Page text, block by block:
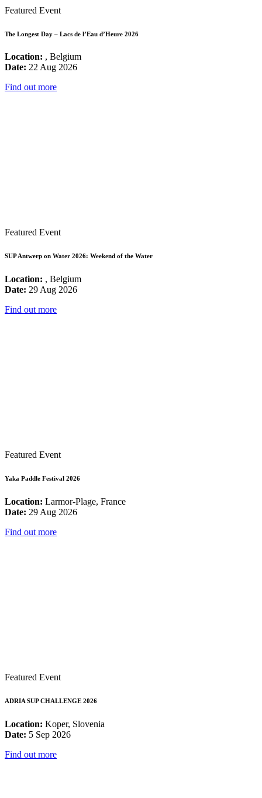
Featured Event
The Longest Day – Lacs de l’Eau d’Heure 2026
Location: , Belgium
Date: 22 Aug 2026
Find out more
Featured Event
SUP Antwerp on Water 2026: Weekend of the Water
Location: , Belgium
Date: 29 Aug 2026
Find out more
Featured Event
Yaka Paddle Festival 2026
Location: Larmor-Plage, France
Date: 29 Aug 2026
Find out more
Featured Event
ADRIA SUP CHALLENGE 2026
Location: Koper, Slovenia
Date: 5 Sep 2026
Find out more